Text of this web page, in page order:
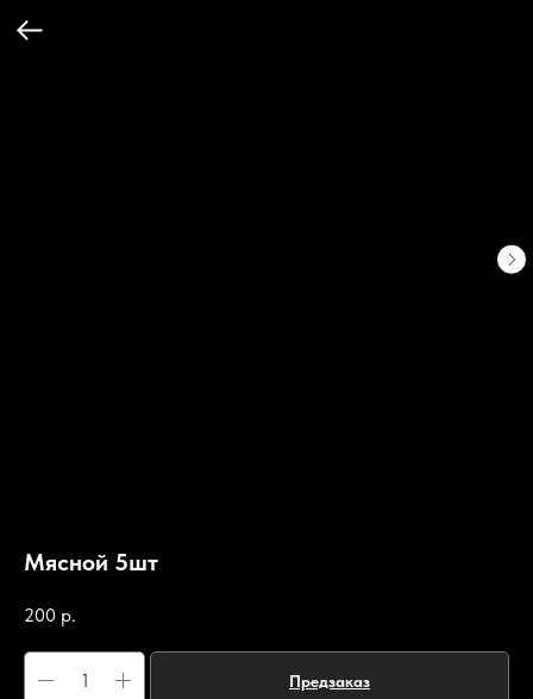
Мясной 5шт
200 р.
Предзаказ